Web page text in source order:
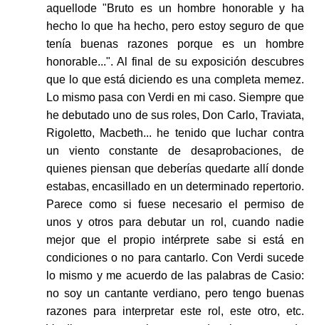
aquellode "Bruto es un hombre honorable y ha
hecho lo que ha hecho, pero estoy seguro de que
tenía buenas razones porque es un hombre
honorable...". Al final de su exposición descubres
que lo que está diciendo es una completa memez.
Lo mismo pasa con Verdi en mi caso. Siempre que
he debutado uno de sus roles, Don Carlo, Traviata,
Rigoletto, Macbeth... he tenido que luchar contra
un viento constante de desaprobaciones, de
quienes piensan que deberías quedarte allí donde
estabas, encasillado en un determinado repertorio.
Parece como si fuese necesario el permiso de
unos y otros para debutar un rol, cuando nadie
mejor que el propio intérprete sabe si está en
condiciones o no para cantarlo. Con Verdi sucede
lo mismo y me acuerdo de las palabras de Casio:
no soy un cantante verdiano, pero tengo buenas
razones para interpretar este rol, este otro, etc.